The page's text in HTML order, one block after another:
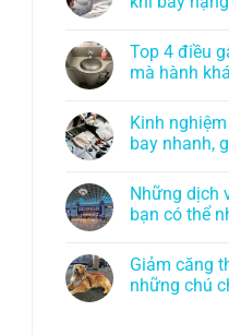
Top 4 điều
mà hành
Kinh
bay nhanh,
Những dịch
bạn có thể
Giảm căng
những chú